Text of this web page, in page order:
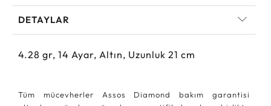
DETAYLAR
4.28 gr, 14 Ayar, Altın, Uzunluk 21 cm
Tüm mücevherler Assos Diamond bakım garantisi